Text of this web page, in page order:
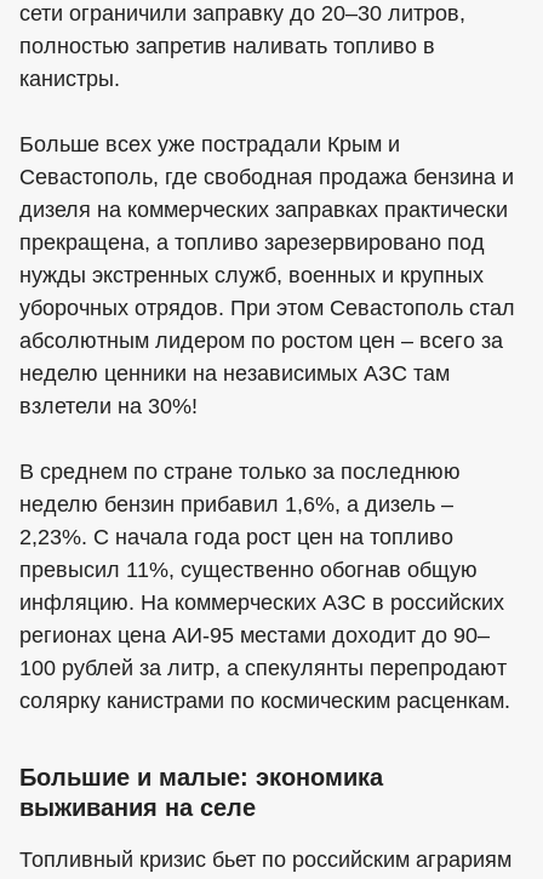
сети ограничили заправку до 20–30 литров,
полностью запретив наливать топливо в
канистры.
Больше всех уже пострадали Крым и
Севастополь, где свободная продажа бензина и
дизеля на коммерческих заправках практически
прекращена, а топливо зарезервировано под
нужды экстренных служб, военных и крупных
уборочных отрядов. При этом Севастополь стал
абсолютным лидером по ростом цен – всего за
неделю ценники на независимых АЗС там
взлетели на 30%!
В среднем по стране только за последнюю
неделю бензин прибавил 1,6%, а дизель –
2,23%. С начала года рост цен на топливо
превысил 11%, существенно обогнав общую
инфляцию. На коммерческих АЗС в российских
регионах цена АИ-95 местами доходит до 90–
100 рублей за литр, а спекулянты перепродают
солярку канистрами по космическим расценкам.
Большие и малые: экономика
выживания на селе
Топливный кризис бьет по российским аграриям